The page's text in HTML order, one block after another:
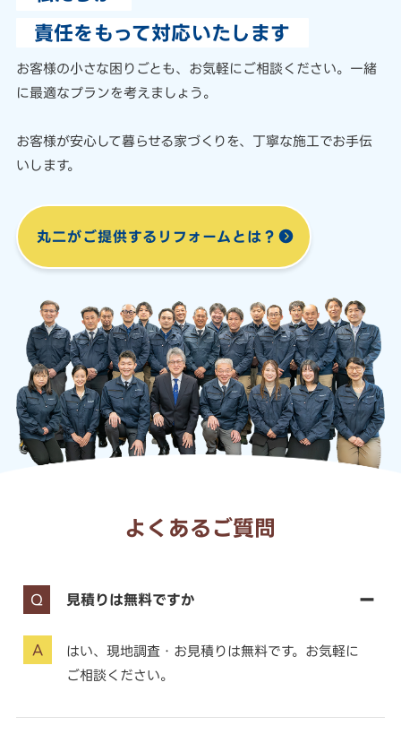
責任をもって対応いたします
お客様の小さな困りごとも、 お気軽にご相談ください。 一緒
に最適なプランを考えましょう。
お客様が安心して暮らせる家づくりを、 丁寧な施工でお手伝
いします。
丸二がご提供する リフォームとは？
よくあるご質問
見積りは無料ですか
はい、現地調査・お見積りは無料です。お気軽に
ご相談ください。